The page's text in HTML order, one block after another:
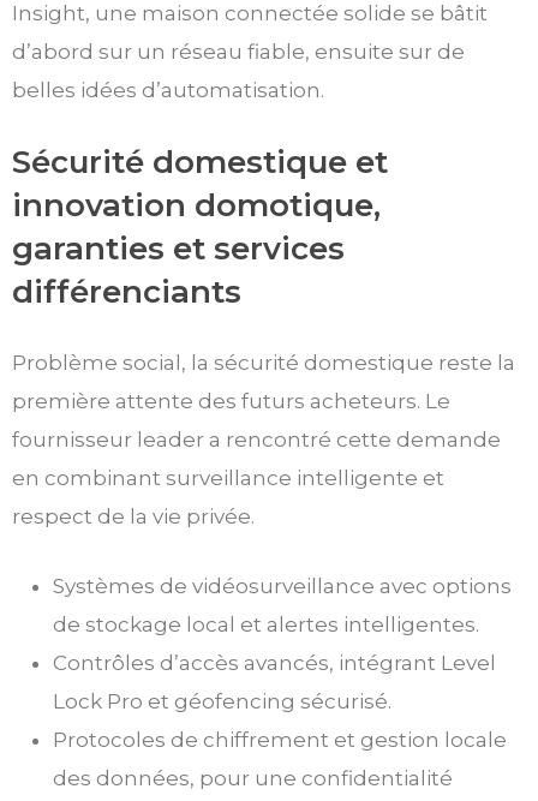
Insight, une maison connectée solide se bâtit
d’abord sur un réseau fiable, ensuite sur de
belles idées d’automatisation.
Sécurité domestique et
innovation domotique,
garanties et services
différenciants
Problème social, la sécurité domestique reste la
première attente des futurs acheteurs. Le
fournisseur leader a rencontré cette demande
en combinant surveillance intelligente et
respect de la vie privée.
Systèmes de vidéosurveillance avec options
de stockage local et alertes intelligentes.
Contrôles d’accès avancés, intégrant Level
Lock Pro et géofencing sécurisé.
Protocoles de chiffrement et gestion locale
des données, pour une confidentialité